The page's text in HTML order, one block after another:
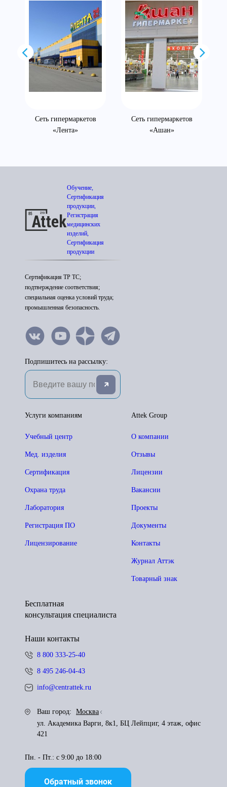
Сеть гипермаркетов
«Лента»
Сеть гипермаркетов
«Ашан»
Обучение,
Сертификация
продукции,
Регистрация
медицинских
изделий,
Сертификация
продукции
Сертификация ТР ТС;
подтверждение соответствия;
специальная оценка условий труда;
промышленная безопасность.
Подпишитесь на рассылку:
Attek Group
О компании
Отзывы
Лицензии
Вакансии
Проекты
Документы
Контакты
Журнал Аттэк
Товарный знак
Услуги компаниям
Учебный центр
Мед. изделия
Сертификация
Охрана труда
Лаборатория
Регистрация ПО
Лицензирование
Бесплатная
консультация специалиста
Наши контакты
8 800 333-25-40
8 495 246-04-43
info@centrattek.ru
Ваш город:
Москва
ул. Академика Варги, 8к1, БЦ Лейпциг, 4 этаж, офис
421
Пн. - Пт.: с 9:00 до 18:00
Обратный звонок